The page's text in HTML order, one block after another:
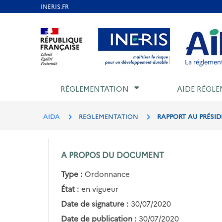
Aller au contenu Aller au menu Aller au
La
RÉGLEMENTATION AIDE
AIDA REGLEMENTATION RAPPORT AU
A PROPOS DU DOCUMENT
Type : Ordonnance
État : en vigueur
Date de signature : 30/07/2020
Date de publication : 30/07/2020